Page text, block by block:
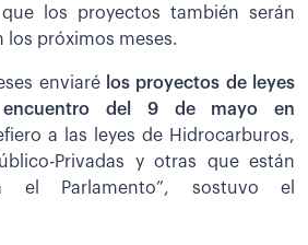
los proyectos también serán
los próximos meses.
enviaré los proyectos de leyes
del 9 de mayo en
a las leyes de Hidrocarburos,
Privadas y otras que están
el Parlamento”, sostuvo el